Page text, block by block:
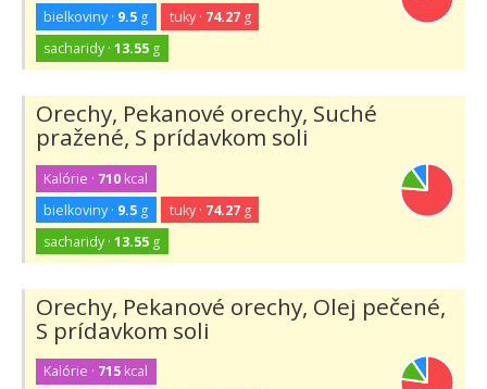
bielkoviny · 9.5 g tuky · 74.27g
sacharidy ·13.55 g
Orechy, Pekanové orechy, Suché
pražené, S prídavkom soli
Kalórie · 710 kcal
bielkoviny · 9.5 g tuky · 74.27g
sacharidy ·13.55 g
Orechy, Pekanové orechy, Olej pečené,
S prídavkom soli
Kalórie · 715 kcal